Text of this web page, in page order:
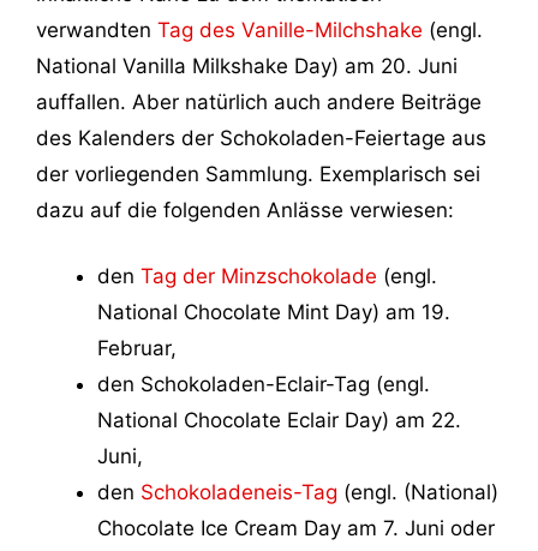
verwandten Tag des Vanille-Milchshake (engl.
National Vanilla Milkshake Day) am 20. Juni
auffallen. Aber natürlich auch andere Beiträge
des Kalenders der Schokoladen-Feiertage aus
der vorliegenden Sammlung. Exemplarisch sei
dazu auf die folgenden Anlässe verwiesen:
den Tag der Minzschokolade (engl.
National Chocolate Mint Day) am 19.
Februar,
den Schokoladen-Eclair-Tag (engl.
National Chocolate Eclair Day) am 22.
Juni,
den Schokoladeneis-Tag (engl. (National)
Chocolate Ice Cream Day am 7. Juni oder